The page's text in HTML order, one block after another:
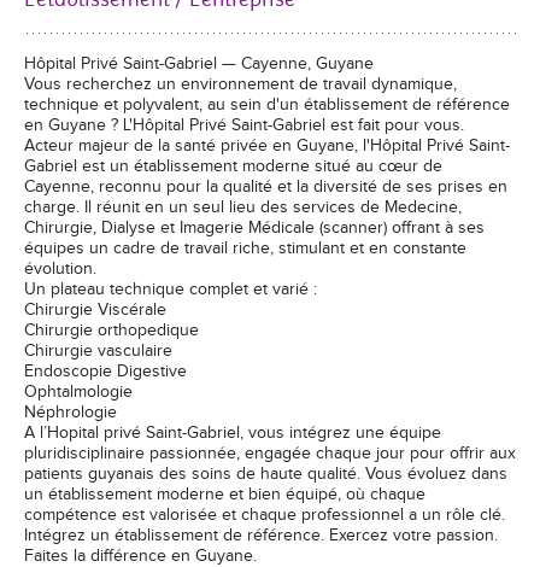
Hôpital Privé Saint-Gabriel — Cayenne, Guyane
Vous recherchez un environnement de travail dynamique,
technique et polyvalent, au sein d'un établissement de référence
en Guyane ? L'Hôpital Privé Saint-Gabriel est fait pour vous.
Acteur majeur de la santé privée en Guyane, l'Hôpital Privé Saint-
Gabriel est un établissement moderne situé au cœur de
Cayenne, reconnu pour la qualité et la diversité de ses prises en
charge. Il réunit en un seul lieu des services de Medecine,
Chirurgie, Dialyse et Imagerie Médicale (scanner) offrant à ses
équipes un cadre de travail riche, stimulant et en constante
évolution.
Un plateau technique complet et varié :
Chirurgie Viscérale
Chirurgie orthopedique
Chirurgie vasculaire
Endoscopie Digestive
Ophtalmologie
Néphrologie
A l’Hopital privé Saint-Gabriel, vous intégrez une équipe
pluridisciplinaire passionnée, engagée chaque jour pour offrir aux
patients guyanais des soins de haute qualité. Vous évoluez dans
un établissement moderne et bien équipé, où chaque
compétence est valorisée et chaque professionnel a un rôle clé.
Intégrez un établissement de référence. Exercez votre passion.
Faites la différence en Guyane.